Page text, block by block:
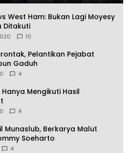
West Ham: Bukan Lagi Moyesy
Ditakuti
10
Pelantikan Pejabat
Gaduh
4
Hanya Mengikuti Hasil
4
Munaslub, Berkarya Malut
Soeharto
4